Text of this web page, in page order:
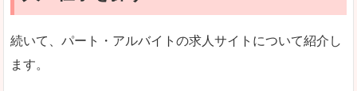
使いやすさ
ファルマスタッフ
薬キャリ(エムスリー)
ファーマキャリア
続いて、パート・アルバイトの求人サイトについて紹介し
ます。